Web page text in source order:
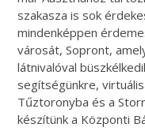
szakasza is sok
mindenképpen
városát, Sopront,
látnivalóval
segítségünkre,
Tűztoronyba és a
készítünk a Központi